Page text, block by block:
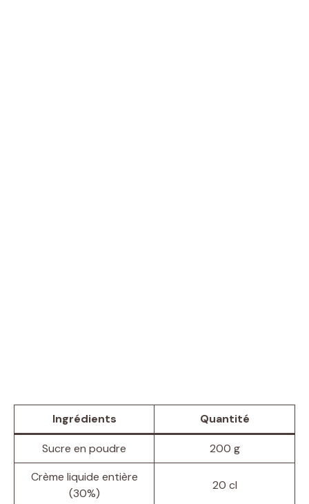
Ingrédients Quantité
Sucre en poudre
200 g
Crème liquide entière
(30%)
20 cl